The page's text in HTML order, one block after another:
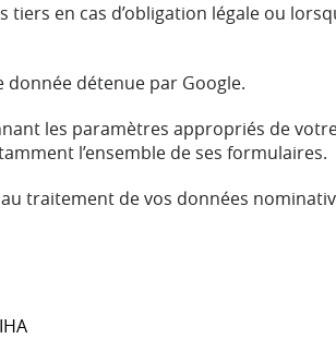
en cas d’obligation légale ou
donnée détenue par Google.
les paramètres appropriés de
l’ensemble de ses formulaires.
traitement de vos données